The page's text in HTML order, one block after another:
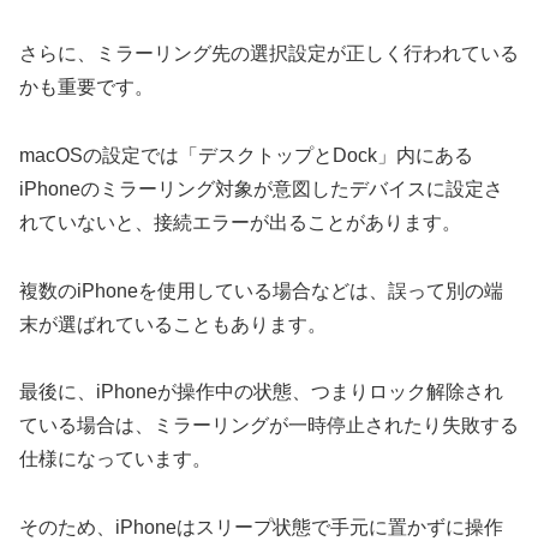
さらに、ミラーリング先の選択設定が正しく行われている
かも重要です。
macOSの設定では「デスクトップとDock」内にある
iPhoneのミラーリング対象が意図したデバイスに設定さ
れていないと、接続エラーが出ることがあります。
複数のiPhoneを使用している場合などは、誤って別の端
末が選ばれていることもあります。
最後に、iPhoneが操作中の状態、つまりロック解除され
ている場合は、ミラーリングが一時停止されたり失敗する
仕様になっています。
そのため、iPhoneはスリープ状態で手元に置かずに操作